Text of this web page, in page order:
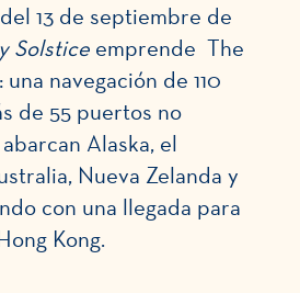
13 de septiembre de
Solstice emprende The
navegación de 110
de 55 puertos no
Alaska, el
Nueva Zelanda y
con una llegada para
Kong.